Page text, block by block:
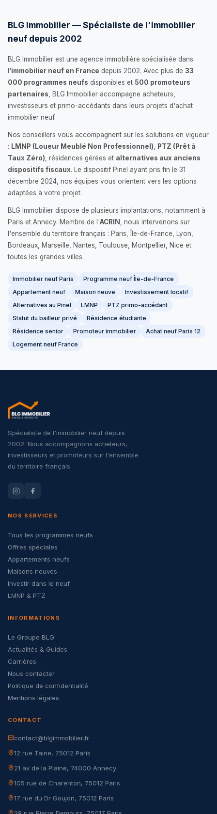
BLG Immobilier — Spécialiste de l'immobilier
neuf depuis 2002
BLG Immobilier est une agence immobilière spécialisée dans
l'immobilier neuf en France depuis 2002. Avec plus de 33
000 programmes neufs disponibles et 500 promoteurs
partenaires , BLG Immobilier accompagne acheteurs,
investisseurs et primo-accédants dans leurs projets d'achat
immobilier neuf.
Nos conseillers vous accompagnent sur les solutions en vigueur
: LMNP (Loueur Meublé Non Professionnel)
PTZ (Prêt à
Taux Zéro) , résidences gérées et alternatives aux anciens
dispositifs fiscaux. Le dispositif Pinel ayant pris fin le 31
décembre 2024, nos équipes vous orientent vers les options
adaptées à votre projet.
BLG Immobilier dispose de plusieurs implantations, notamment à
Paris et Annecy. Membre de l'ACRIN
, nous intervenons sur
l'ensemble du territoire français : Paris, Île-de-France, Lyon,
Bordeaux, Marseille, Nantes, Toulouse, Montpellier, Nice et
toutes les grandes villes.
Immobilier neuf Paris
Programme neuf Île-de-France
Appartement neuf
Maison neuve
Investissement locatif
Alternatives au Pinel
LMNP
PTZ primo-accédant
Statut du bailleur privé
Résidence étudiante
Résidence senior
Promoteur immobilier
Achat neuf Paris 12
Logement neuf France
Spécialiste de l'immobilier neuf depuis
2002. Nous accompagnons acheteurs,
investisseurs et promoteurs sur l'ensemble
du territoire français.
NOS SERVICES
Tous les programmes neufs
Offres spéciales
Appartements neufs
Maisons neuves
Investir dans le neuf
LMNP & PTZ
INFORMATIONS
Le Groupe BLG
Actualités & Guides
Carrières
Nous contacter
Politique de confidentialité
Mentions légales
CONTACT
contact@blgimmobilier.fr
12 rue Taine, 75012 Paris
21 av de la Plaine, 74000 Annecy
105 rue de Charenton, 75012 Paris
17 rue du Dr Goujon, 75012 Paris